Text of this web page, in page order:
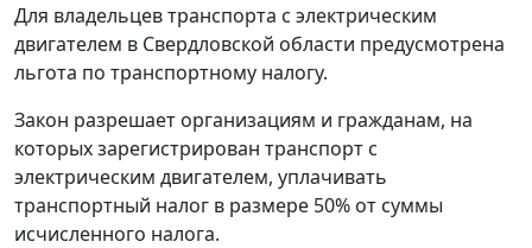
Для владельцев транспорта с электрическим
двигателем в Свердловской области предусмотрена
льгота по транспортному налогу.
Закон разрешает организациям и гражданам, на
которых зарегистрирован транспорт с
электрическим двигателем, уплачивать
транспортный налог в размере 50% от суммы
исчисленного налога.